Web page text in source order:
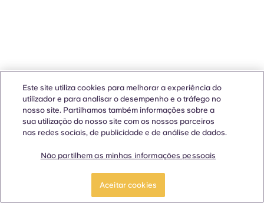
Este site utiliza cookies para melhorar a experiência do
utilizador e para analisar o desempenho e o tráfego no
nosso site. Partilhamos também informações sobre a
sua utilização do nosso site com os nossos parceiros
nas redes sociais, de publicidade e de análise de dados.
Não partilhem as minhas informações pessoais
Aceitar cookies